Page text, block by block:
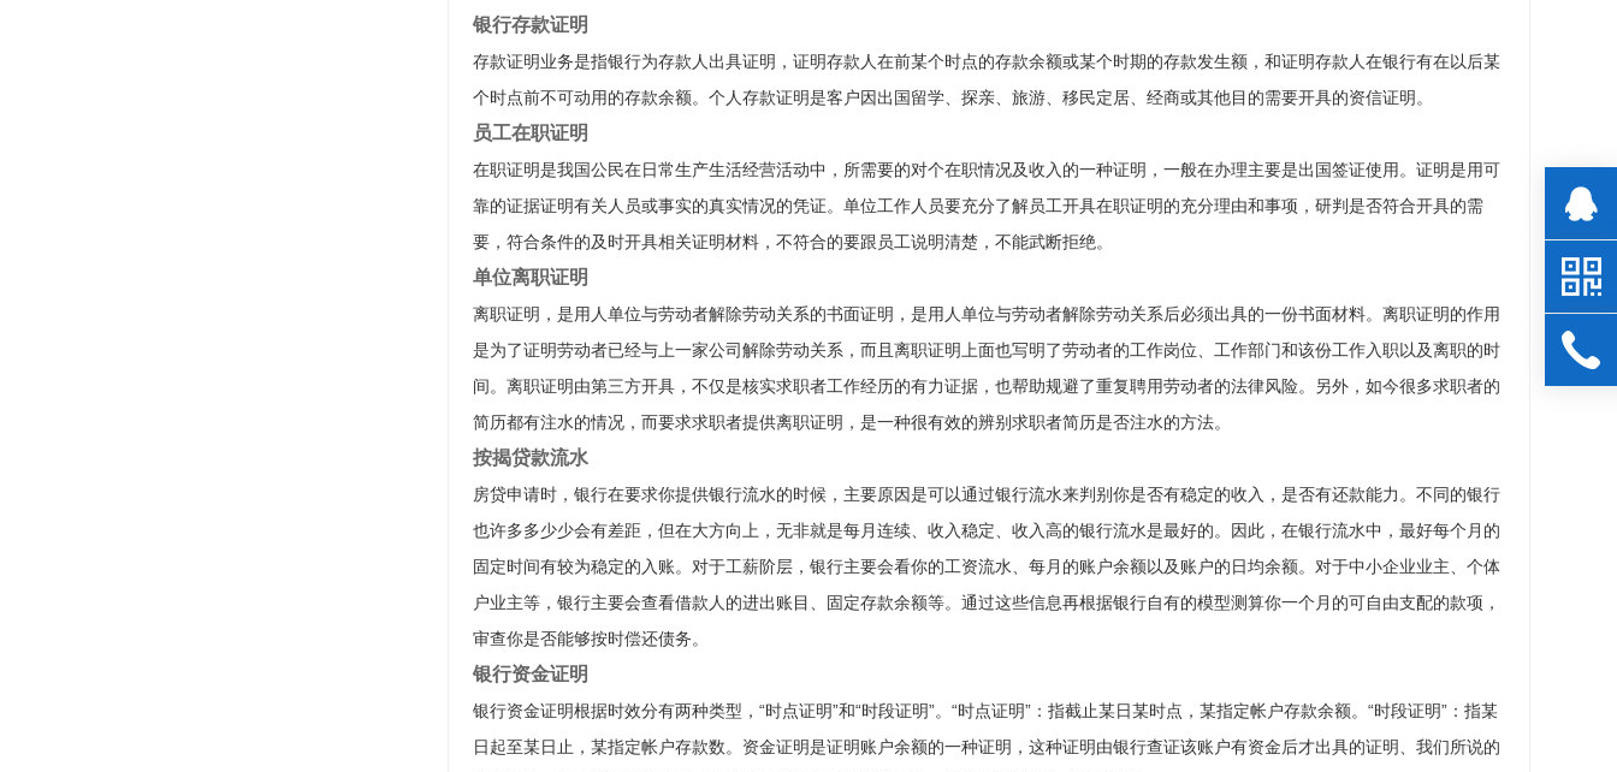
银行存款证明
存款证明业务是指银行为存款人出具证明，证明存款人在前某个时点的存款余额或某个时期的存款发生额，和证明存款人在银行有在以后某
个时点前不可动用的存款余额。个人存款证明是客户因出国留学、探亲、旅游、移民定居、经商或其他目的需要开具的资信证明。
员工在职证明
在职证明是我国公民在日常生产生活经营活动中，所需要的对个在职情况及收入的一种证明，一般在办理主要是出国签证使用。证明是用可
靠的证据证明有关人员或事实的真实情况的凭证。单位工作人员要充分了解员工开具在职证明的充分理由和事项，研判是否符合开具的需
要，符合条件的及时开具相关证明材料，不符合的要跟员工说明清楚，不能武断拒绝。
单位离职证明
离职证明，是用人单位与劳动者解除劳动关系的书面证明，是用人单位与劳动者解除劳动关系后必须出具的一份书面材料。离职证明的作用
是为了证明劳动者已经与上一家公司解除劳动关系，而且离职证明上面也写明了劳动者的工作岗位、工作部门和该份工作入职以及离职的时
间。离职证明由第三方开具，不仅是核实求职者工作经历的有力证据，也帮助规避了重复聘用劳动者的法律风险。另外，如今很多求职者的
简历都有注水的情况，而要求求职者提供离职证明，是一种很有效的辨别求职者简历是否注水的方法。
按揭贷款流水
房贷申请时，银行在要求你提供银行流水的时候，主要原因是可以通过银行流水来判别你是否有稳定的收入，是否有还款能力。不同的银行
也许多多少少会有差距，但在大方向上，无非就是每月连续、收入稳定、收入高的银行流水是最好的。因此，在银行流水中，最好每个月的
固定时间有较为稳定的入账。对于工薪阶层，银行主要会看你的工资流水、每月的账户余额以及账户的日均余额。对于中小企业业主、个体
户业主等，银行主要会查看借款人的进出账目、固定存款余额等。通过这些信息再根据银行自有的模型测算你一个月的可自由支配的款项，
审查你是否能够按时偿还债务。
银行资金证明
银行资金证明根据时效分有两种类型，“时点证明”和“时段证明”。“时点证明”：指截止某日某时点，某指定帐户存款余额。“时段证明”：指某
日起至某日止，某指定帐户存款数。资金证明是证明账户余额的一种证明，这种证明由银行查证该账户有资金后才出具的证明、我们所说的